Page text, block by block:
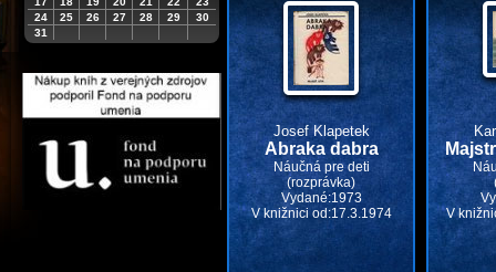
24
25 26 27 28 29
30
31
Josef Klapetek
Abraka dabra
Náučná pre deti
(rozprávka)
Vydané:1973
V knižnici od:17.3.1974
V